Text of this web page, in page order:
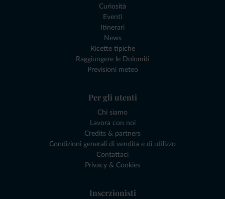
Curiosità
Eventi
Itinerari
News
Ricette tipiche
Raggiungere le Dolomiti
Previsioni meteo
Per gli utenti
Chi siamo
Lavora con noi
Credits & partners
Condizioni generali di vendita e di utilizzo
Contattaci
Privacy & Cookies
Inserzionisti